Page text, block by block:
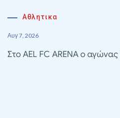
Αθλητικα
Αυγ 7, 2026
Στο AEL FC ARENA ο